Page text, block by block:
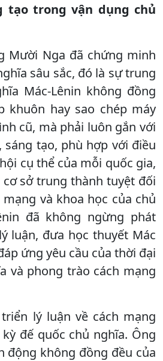
tạo trong vận dụng chủ
Mười Nga đã chứng minh
sâu sắc, đó là sự trung
Mác-Lênin không đồng
khuôn hay sao chép máy
cũ, mà phải luôn gắn với
tạo, phù hợp với điều
cụ thể của mỗi quốc gia,
sở trung thành tuyệt đối
và khoa học của chủ
đã không ngừng phát
luận, đưa học thuyết Mác
ứng yêu cầu của thời đại
và phong trào cách mạng
lý luận về cách mạng
đế quốc chủ nghĩa. Ông
động không đồng đều của